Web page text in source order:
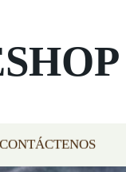
CONTÁCTENOS